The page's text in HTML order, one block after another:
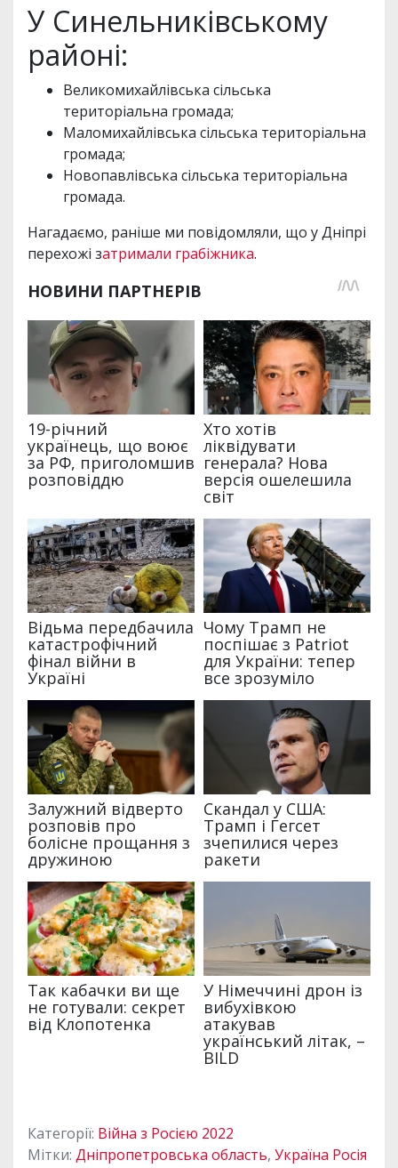
У Синельниківському
районі:
Великомихайлівська сільська
територіальна громада;
Маломихайлівська сільська територіальна
громада;
Новопавлівська сільська територіальна
громада.
Нагадаємо, раніше ми повідомляли, що у Дніпрі
перехожі затримали грабіжника.
Категорії: Війна з Росією 2022
Мітки: Дніпропетровська область, Україна Росія